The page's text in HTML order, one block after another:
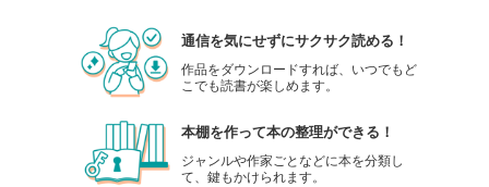
通信を気にせずにサクサク読める！
作品をダウンロードすれば、いつでもど
こでも読書が楽しめます。
本棚を作って本の整理ができる！
ジャンルや作家ごとなどに本を分類し
て、鍵もかけられます。